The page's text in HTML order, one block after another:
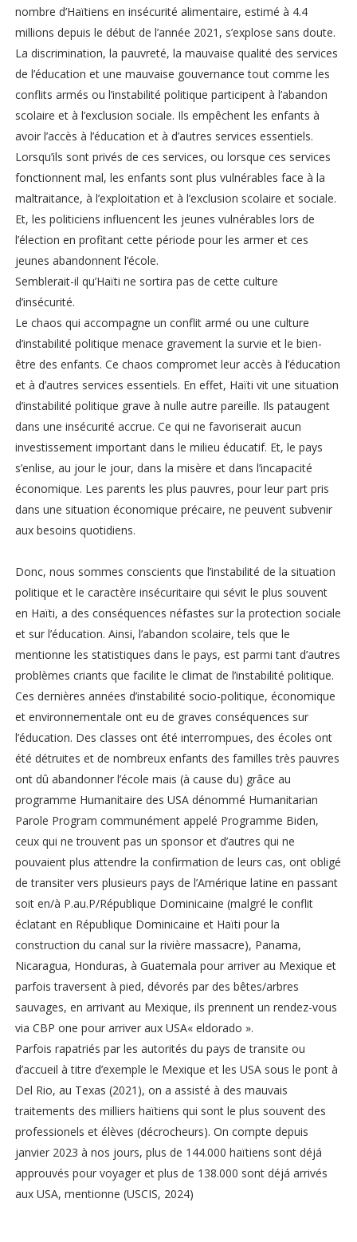
nombre d’Haïtiens en insécurité alimentaire, estimé à 4.4
millions depuis le début de l’année 2021, s’explose sans doute.
La discrimination, la pauvreté, la mauvaise qualité des services
de l’éducation et une mauvaise gouvernance tout comme les
conflits armés ou l’instabilité politique participent à l’abandon
scolaire et à l’exclusion sociale. Ils empêchent les enfants à
avoir l’accès à l’éducation et à d’autres services essentiels.
Lorsqu’ils sont privés de ces services, ou lorsque ces services
fonctionnent mal, les enfants sont plus vulnérables face à la
maltraitance, à l’exploitation et à l’exclusion scolaire et sociale.
Et, les politiciens influencent les jeunes vulnérables lors de
l’élection en profitant cette période pour les armer et ces
jeunes abandonnent l’école.
Semblerait-il qu’Haïti ne sortira pas de cette culture
d’insécurité.
Le chaos qui accompagne un conflit armé ou une culture
d’instabilité politique menace gravement la survie et le bien-
être des enfants. Ce chaos compromet leur accès à l’éducation
et à d’autres services essentiels. En effet, Haïti vit une situation
d’instabilité politique grave à nulle autre pareille. Ils pataugent
dans une insécurité accrue. Ce qui ne favoriserait aucun
investissement important dans le milieu éducatif. Et, le pays
s’enlise, au jour le jour, dans la misère et dans l’incapacité
économique. Les parents les plus pauvres, pour leur part pris
dans une situation économique précaire, ne peuvent subvenir
aux besoins quotidiens.
Donc, nous sommes conscients que l’instabilité de la situation
politique et le caractère insécuritaire qui sévit le plus souvent
en Haïti, a des conséquences néfastes sur la protection sociale
et sur l’éducation. Ainsi, l’abandon scolaire, tels que le
mentionne les statistiques dans le pays, est parmi tant d’autres
problèmes criants que facilite le climat de l’instabilité politique.
Ces dernières années d’instabilité socio-politique, économique
et environnementale ont eu de graves conséquences sur
l’éducation. Des classes ont été interrompues, des écoles ont
été détruites et de nombreux enfants des familles très pauvres
ont dû abandonner l’école mais (à cause du) grâce au
programme Humanitaire des USA dénommé Humanitarian
Parole Program communément appelé Programme Biden,
ceux qui ne trouvent pas un sponsor et d’autres qui ne
pouvaient plus attendre la confirmation de leurs cas, ont obligé
de transiter vers plusieurs pays de l’Amérique latine en passant
soit en/à P.au.P/République Dominicaine (malgré le conflit
éclatant en République Dominicaine et Haïti pour la
construction du canal sur la rivière massacre), Panama,
Nicaragua, Honduras, à Guatemala pour arriver au Mexique et
parfois traversent à pied, dévorés par des bêtes/arbres
sauvages, en arrivant au Mexique, ils prennent un rendez-vous
via CBP one pour arriver aux USA« eldorado ».
Parfois rapatriés par les autorités du pays de transite ou
d’accueil à titre d’exemple le Mexique et les USA sous le pont à
Del Rio, au Texas (2021), on a assisté à des mauvais
traitements des milliers haïtiens qui sont le plus souvent des
professionels et élèves (décrocheurs). On compte depuis
janvier 2023 à nos jours, plus de 144.000 haïtiens sont déjá
approuvés pour voyager et plus de 138.000 sont déjá arrivés
aux USA, mentionne (USCIS, 2024)